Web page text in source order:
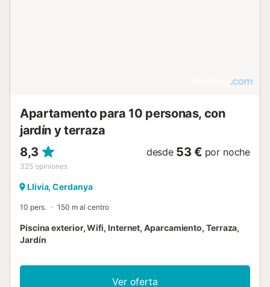
Apartamento para 10 personas, con
jardín y terraza
8,3
325 opiniones
desde 53 € por noche
Llivia, Cerdanya
10 pers. 150 m al centro
Piscina exterior, Wifi, Internet, Aparcamiento, Terraza,
Jardín
Ver oferta